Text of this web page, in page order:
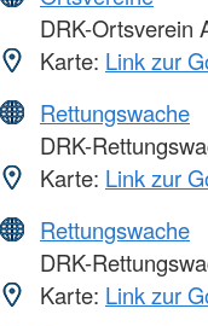
DRK-Ortsverein
Karte: Link zur
Rettungswache
DRK-
Karte: Link zur
Rettungswache
DRK-
Karte: Link zur